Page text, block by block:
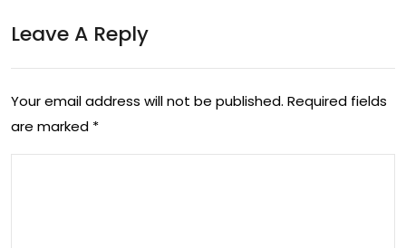
Leave A Reply
Your email address will not be published. Required fields
are marked *